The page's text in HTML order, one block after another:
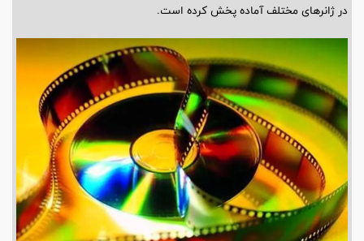
در ژانرهای مختلف آماده پخش کرده است.